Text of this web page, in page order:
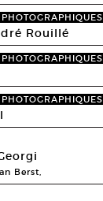
Rouillé
Berst,